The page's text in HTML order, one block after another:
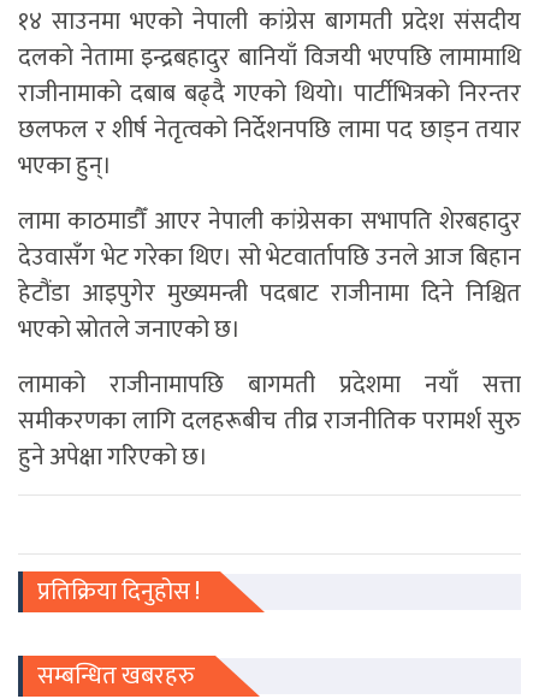
१४ साउनमा भएको नेपाली कांग्रेस बागमती प्रदेश संसदीय
दलको नेतामा इन्द्रबहादुर बानियाँ विजयी भएपछि लामामाथि
राजीनामाको दबाब बढ्दै गएको थियो। पार्टीभित्रको निरन्तर
छलफल र शीर्ष नेतृत्वको निर्देशनपछि लामा पद छाड्न तयार
भएका हुन्।
लामा काठमाडौँ आएर नेपाली कांग्रेसका सभापति शेरबहादुर
देउवासँग भेट गरेका थिए। सो भेटवार्तापछि उनले आज बिहान
हेटौंडा आइपुगेर मुख्यमन्त्री पदबाट राजीनामा दिने निश्चित
भएको स्रोतले जनाएको छ।
लामाको राजीनामापछि बागमती प्रदेशमा नयाँ सत्ता
समीकरणका लागि दलहरूबीच तीव्र राजनीतिक परामर्श सुरु
हुने अपेक्षा गरिएको छ।
प्रतिक्रिया दिनुहोस !
सम्बन्धित खबरहरु